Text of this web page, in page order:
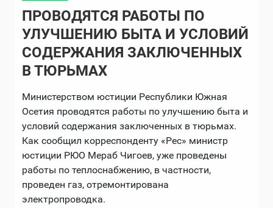
ПРОВОДЯТСЯ РАБОТЫ ПО
УЛУЧШЕНИЮ БЫТА И УСЛОВИЙ
СОДЕРЖАНИЯ ЗАКЛЮЧЕННЫХ
В ТЮРЬМАХ
Министерством юстиции Республики Южная
Осетия проводятся работы по улучшению быта и
условий содержания заключенных в тюрьмах.
Как сообщил корреспонденту «Рес» министр
юстиции РЮО Мераб Чигоев, уже проведены
работы по теплоснабжению, в частности,
проведен газ, отремонтирована
электропроводка.